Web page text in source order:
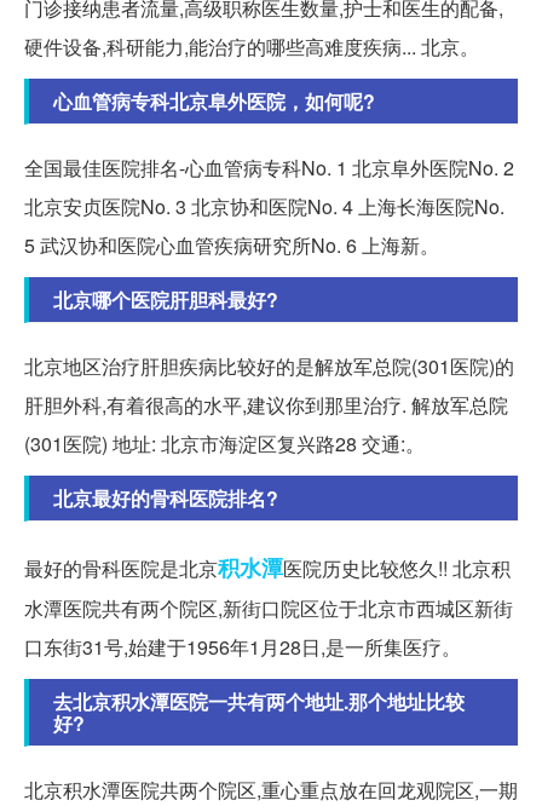
门诊接纳患者流量,高级职称医生数量,护士和医生的配备,
硬件设备,科研能力,能治疗的哪些高难度疾病... 北京。
心血管病专科北京阜外医院，如何呢?
全国最佳医院排名-心血管病专科No. 1 北京阜外医院No. 2
北京安贞医院No. 3 北京协和医院No. 4 上海长海医院No.
5 武汉协和医院心血管疾病研究所No. 6 上海新。
北京哪个医院肝胆科最好?
北京地区治疗肝胆疾病比较好的是解放军总院(301医院)的
肝胆外科,有着很高的水平,建议你到那里治疗. 解放军总院
(301医院) 地址: 北京市海淀区复兴路28 交通:。
北京最好的骨科医院排名?
最好的骨科医院是北京积水潭医院历史比较悠久!! 北京积
水潭医院共有两个院区,新街口院区位于北京市西城区新街
口东街31号,始建于1956年1月28日,是一所集医疗。
去北京积水潭医院一共有两个地址.那个地址比较
好?
北京积水潭医院共两个院区,重心重点放在回龙观院区,一期